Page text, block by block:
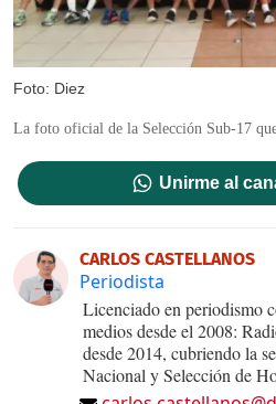
Foto: Diez
La foto oficial de la Selección Sub-17
Unirme al
CARLOS CASTELLANOS
Periodista
Licenciado en periodismo
medios desde el 2008:
desde 2014, cubriendo la
Nacional y Selección de